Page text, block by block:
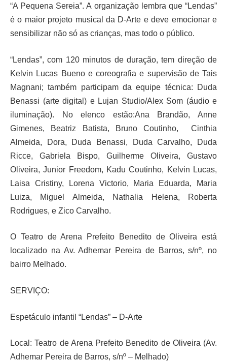
“A Pequena Sereia”. A organização lembra que “Lendas”
é o maior projeto musical da D-Arte e deve emocionar e
sensibilizar não só as crianças, mas todo o público.
“Lendas”, com 120 minutos de duração, tem direção de
Kelvin Lucas Bueno e coreografia e supervisão de Tais
Magnani; também participam da equipe técnica: Duda
Benassi (arte digital) e Lujan Studio/Alex Som (áudio e
iluminação). No elenco estão:Ana Brandão, Anne
Gimenes, Beatriz Batista, Bruno Coutinho, Cinthia
Almeida, Dora, Duda Benassi, Duda Carvalho, Duda
Ricce, Gabriela Bispo, Guilherme Oliveira, Gustavo
Oliveira, Junior Freedom, Kadu Coutinho, Kelvin Lucas,
Laisa Cristiny, Lorena Victorio, Maria Eduarda, Maria
Luiza, Miguel Almeida, Nathalia Helena, Roberta
Rodrigues, e Zico Carvalho.
O Teatro de Arena Prefeito Benedito de Oliveira está
localizado na Av. Adhemar Pereira de Barros, s/nº, no
bairro Melhado.
SERVIÇO:
Espetáculo infantil “Lendas” – D-Arte
Local: Teatro de Arena Prefeito Benedito de Oliveira (Av.
Adhemar Pereira de Barros, s/nº – Melhado)